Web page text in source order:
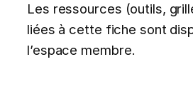
Les ressources (outils,
liées à cette fiche sont
l’espace membre.